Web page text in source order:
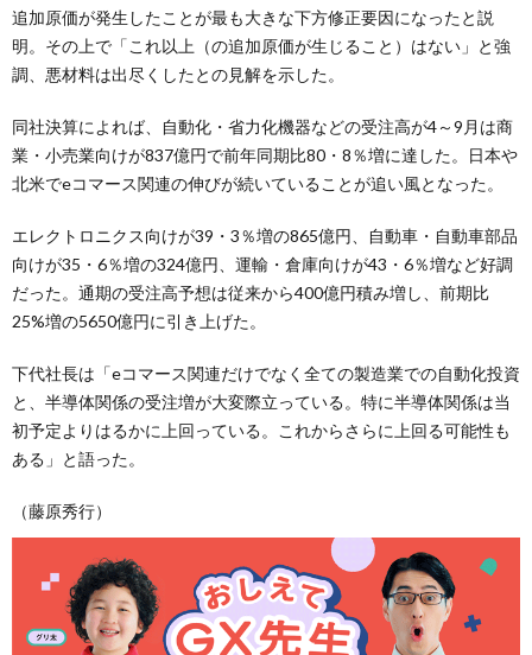
追加原価が発生したことが最も大きな下方修正要因になったと説
明。その上で「これ以上（の追加原価が生じること）はない」と強
調、悪材料は出尽くしたとの見解を示した。
同社決算によれば、自動化・省力化機器などの受注高が4～9月は商
業・小売業向けが837億円で前年同期比80・8％増に達した。日本や
北米でeコマース関連の伸びが続いていることが追い風となった。
エレクトロニクス向けが39・3％増の865億円、自動車・自動車部品
向けが35・6％増の324億円、運輸・倉庫向けが43・6％増など好調
だった。通期の受注高予想は従来から400億円積み増し、前期比
25%増の5650億円に引き上げた。
下代社長は「eコマース関連だけでなく全ての製造業での自動化投資
と、半導体関係の受注増が大変際立っている。特に半導体関係は当
初予定よりはるかに上回っている。これからさらに上回る可能性も
ある」と語った。
（藤原秀行）